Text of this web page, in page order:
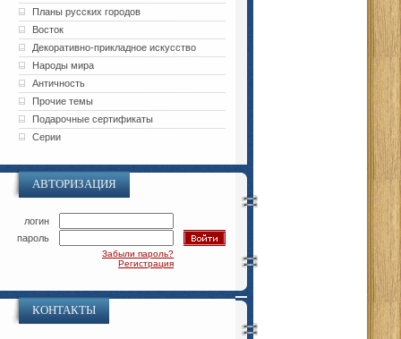
Планы русских городов
Восток
Декоративно-прикладное искусство
Народы мира
Античность
Прочие темы
Подарочные сертификаты
Серии
АВТОРИЗАЦИЯ
логин
пароль
Забыли пароль?
Регистрация
КОНТАКТЫ